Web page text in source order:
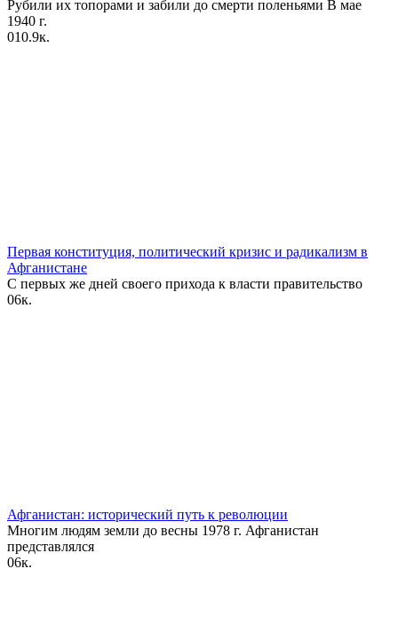
Рубили их топорами и забили до смерти поленьями В мае
1940 г.
010.9к.
Первая конституция, политический кризис и радикализм в
Афганистане
С первых же дней своего прихода к власти правительство
06к.
Афганистан: исторический путь к революции
Многим людям земли до весны 1978 г. Афганистан
представлялся
06к.